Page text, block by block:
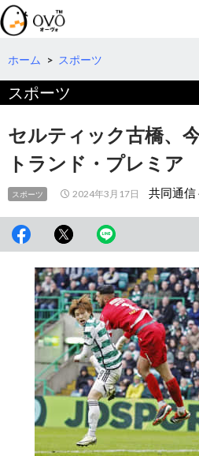
検
索
コ
テ
へ
ホーム > スポーツ
スポーツ
セルティック古橋、
トランド・プレミア
スポーツ 2024年3月17日 共同通信